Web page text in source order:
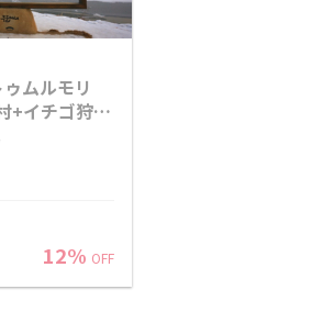
ムルモリ
+イチゴ狩り
12% OFF